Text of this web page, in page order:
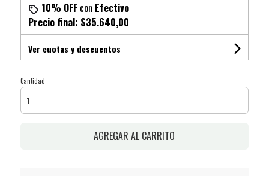
10% OFFcon Efectivo
Precio final: $35.640,00
Ver cuotas y descuentos
Cantidad
AGREGAR AL CARRITO